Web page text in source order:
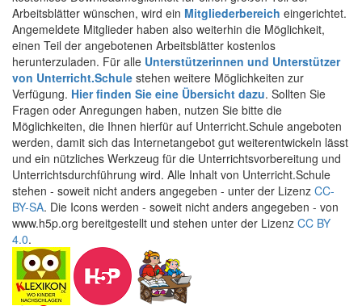
Arbeitsblätter wünschen, wird ein Mitgliederbereich eingerichtet.
Angemeldete Mitglieder haben also weiterhin die Möglichkeit,
einen Teil der angebotenen Arbeitsblätter kostenlos
herunterzuladen. Für alle Unterstützerinnen und Unterstützer
von Unterricht.Schule stehen weitere Möglichkeiten zur
Verfügung. Hier finden Sie eine Übersicht dazu. Sollten Sie
Fragen oder Anregungen haben, nutzen Sie bitte die
Möglichkeiten, die Ihnen hierfür auf Unterricht.Schule angeboten
werden, damit sich das Internetangebot gut weiterentwickeln lässt
und ein nützliches Werkzeug für die Unterrichtsvorbereitung und
Unterrichtsdurchführung wird. Alle Inhalt von Unterricht.Schule
stehen - soweit nicht anders angegeben - unter der Lizenz CC-
BY-SA. Die Icons werden - soweit nicht anders angegeben - von
www.h5p.org bereitgestellt und stehen unter der Lizenz CC BY
4.0.